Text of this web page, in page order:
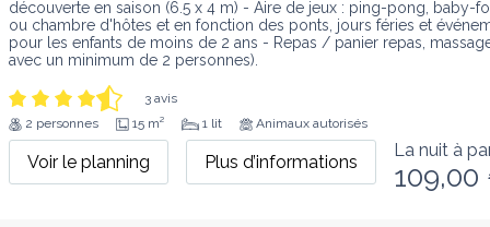
découverte en saison (6.5 x 4 m) - Aire de jeux : ping-pong, baby-
ou chambre d'hôtes et en fonction des ponts, jours féries et
pour les enfants de moins de 2 ans - Repas / panier repas,
avec un minimum de 2 personnes).
3 avis
2 personnes
15 m² 1 lit Animaux autorisés
Voir le planning Plus d’informations
La nuit à